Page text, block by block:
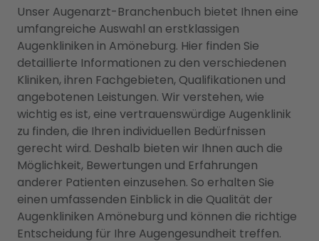
Unser Augenarzt-Branchenbuch bietet Ihnen eine
umfangreiche Auswahl an erstklassigen
Augenkliniken in Amöneburg. Hier finden Sie
detaillierte Informationen zu den verschiedenen
Kliniken, ihren Fachgebieten, Qualifikationen und
angebotenen Leistungen. Wir verstehen, wie
wichtig es ist, eine vertrauenswürdige Augenklinik
zu finden, die Ihren individuellen Bedürfnissen
gerecht wird. Deshalb bieten wir Ihnen auch die
Möglichkeit, Bewertungen und Erfahrungen
anderer Patienten einzusehen. So erhalten Sie
einen umfassenden Einblick in die Qualität der
Augenkliniken Amöneburg und können die richtige
Entscheidung für Ihre Augengesundheit treffen.